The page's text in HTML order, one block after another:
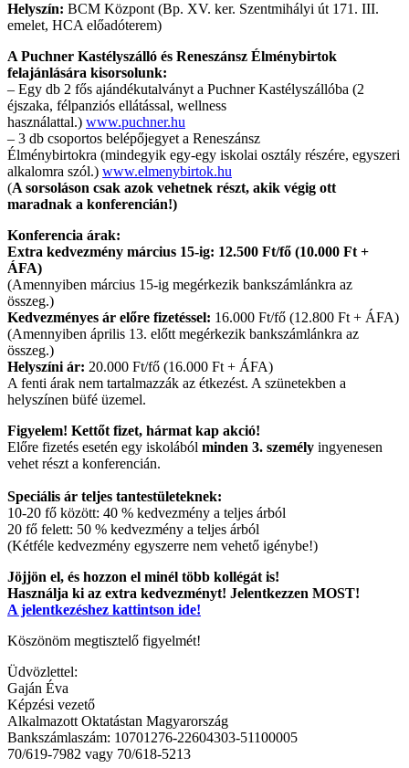
Helyszín: BCM Központ (Bp. XV. ker. Szentmihályi út 171. III.
emelet, HCA előadóterem)
A Puchner Kastélyszálló és Reneszánsz Élménybirtok
felajánlására kisorsolunk:
– Egy db 2 fős ajándékutalványt a Puchner Kastélyszállóba (2
éjszaka, félpanziós ellátással, wellness
használattal.) www.puchner.hu
– 3 db csoportos belépőjegyet a Reneszánsz
Élménybirtokra (mindegyik egy-egy iskolai osztály részére, egyszeri
alkalomra szól.) www.elmenybirtok.hu
(A sorsoláson csak azok vehetnek részt, akik végig ott
maradnak a konferencián!)
Konferencia árak:
Extra kedvezmény március 15-ig: 12.500 Ft/fő (10.000 Ft +
ÁFA)
(Amennyiben március 15-ig megérkezik bankszámlánkra az
összeg.)
Kedvezményes ár előre fizetéssel: 16.000 Ft/fő (12.800 Ft + ÁFA)
(Amennyiben április 13. előtt megérkezik bankszámlánkra az
összeg.)
Helyszíni ár: 20.000 Ft/fő (16.000 Ft + ÁFA)
A fenti árak nem tartalmazzák az étkezést. A szünetekben a
helyszínen büfé üzemel.
Figyelem! Kettőt fizet, hármat kap akció!
Előre fizetés esetén egy iskolából minden 3. személy ingyenesen
vehet részt a konferencián.
Speciális ár teljes tantestületeknek:
10-20 fő között: 40 % kedvezmény a teljes árból
20 fő felett: 50 % kedvezmény a teljes árból
(Kétféle kedvezmény egyszerre nem vehető igénybe!)
Jöjjön el, és hozzon el minél több kollégát is!
Használja ki az extra kedvezményt! Jelentkezzen MOST!
A jelentkezéshez kattintson ide!
Köszönöm megtisztelő figyelmét!
Üdvözlettel:
Gaján Éva
Képzési vezető
Alkalmazott Oktatástan Magyarország
Bankszámlaszám: 10701276-22604303-51100005
70/619-7982 vagy 70/618-5213